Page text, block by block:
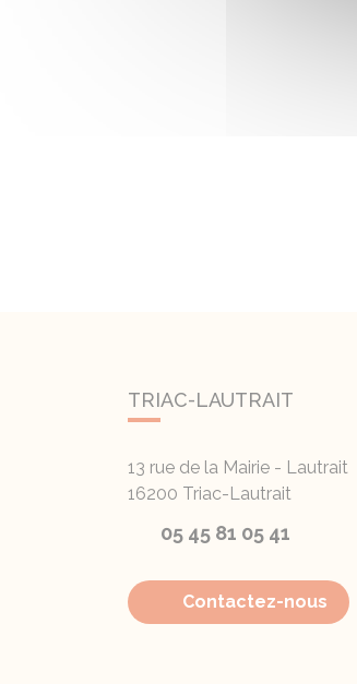
TRIAC-LAUTRAIT
13 rue de la Mairie - Lautrait
16200 Triac-Lautrait
05 45 81 05 41
Contactez-nous